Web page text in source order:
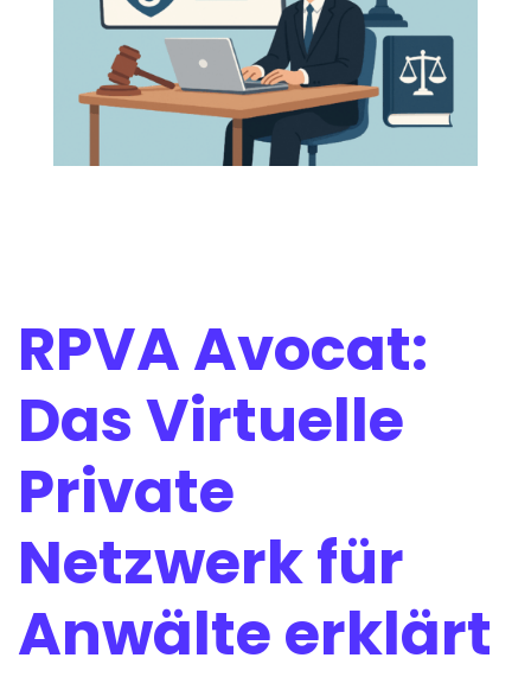
RPVA Avocat:
Das Virtuelle
Private
Netzwerk für
Anwälte erklärt